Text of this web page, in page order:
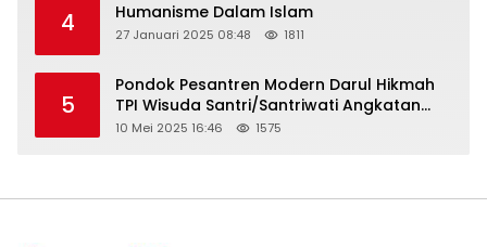
4 Humanisme Dalam Islam
27 Januari 2025 08:48 1811
5
Pondok Pesantren Modern Darul Hikmah
TPI Wisuda Santri/Santriwati Angkatan
XXXIII
10 Mei 2025 16:46 1575